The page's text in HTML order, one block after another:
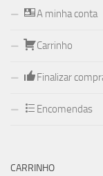
A minha conta
Carrinho
Finalizar
Encomendas
CARRINHO